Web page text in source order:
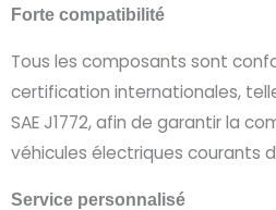
Forte compatibilité
Tous les composants sont
certification internationales,
SAE J1772, afin de garantir la
véhicules électriques courants
Service personnalisé